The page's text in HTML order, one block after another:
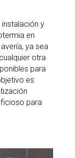
y
en
ya sea
otra
para
es
para